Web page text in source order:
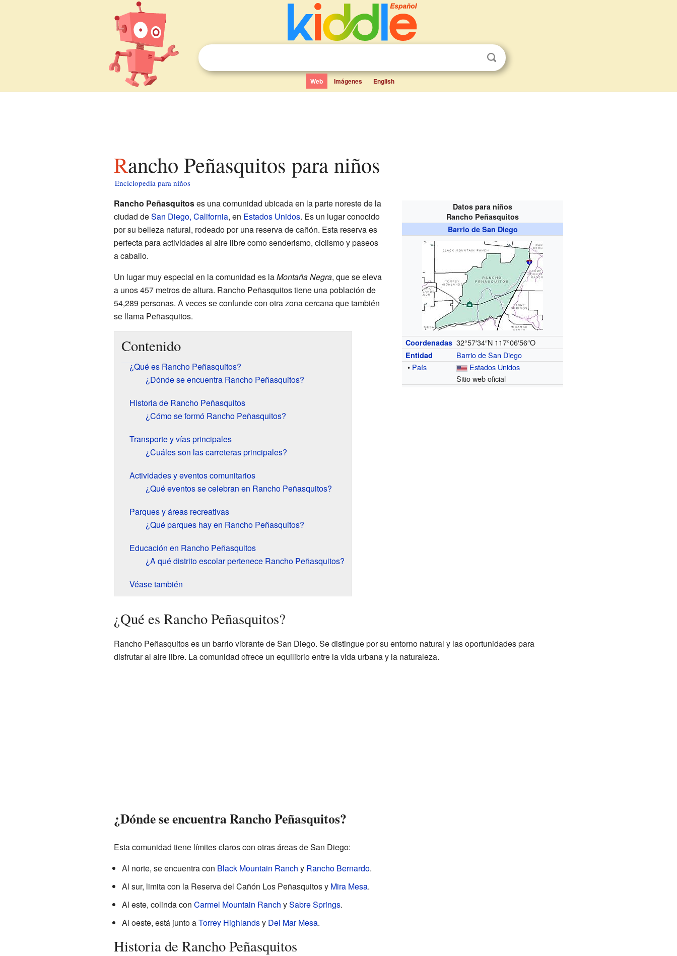
Web Imágenes English
Rancho Peñasquitos para niños
Enciclopedia para niños
Datos para niños
Rancho Peñasquitos
Barrio de San Diego
Coordenadas 32°57′34″N 117°06′56″O
Entidad
Barrio de San Diego
• País
Estados Unidos
Sitio web oficial
Rancho Peñasquitoses una comunidad ubicada en la parte noreste de la
ciudad deSan Diego, California, en Estados Unidos. Es un lugar conocido
por su belleza natural, rodeado por una reserva de cañón. Esta reserva es
perfecta para actividades al aire libre como senderismo, ciclismo y paseos
a caballo.
Un lugar muy especial en la comunidad es laMontaña Negra, que se eleva
a unos 457 metros de altura. Rancho Peñasquitos tiene una población de
54,289 personas. A veces se confunde con otra zona cercana que también
se llama Peñasquitos.
Contenido
¿Qué es Rancho Peñasquitos?
¿Dónde se encuentra Rancho Peñasquitos?
Historia de Rancho Peñasquitos
¿Cómo se formó Rancho Peñasquitos?
Transporte y vías principales
¿Cuáles son las carreteras principales?
Actividades y eventos comunitarios
¿Qué eventos se celebran en Rancho Peñasquitos?
Parques y áreas recreativas
¿Qué parques hay en Rancho Peñasquitos?
Educación en Rancho Peñasquitos
¿A qué distrito escolar pertenece Rancho Peñasquitos?
Véase también
¿Qué es Rancho Peñasquitos?
Rancho Peñasquitos es un barrio vibrante de San Diego. Se distingue por su entorno natural y las oportunidades para
disfrutar al aire libre. La comunidad ofrece un equilibrio entre la vida urbana y la naturaleza.
¿Dónde se encuentra Rancho Peñasquitos?
Esta comunidad tiene límites claros con otras áreas de San Diego:
Al norte, se encuentra con Black Mountain Ranch y Rancho Bernardo.
Al sur, limita con la Reserva del Cañón Los Peñasquitos y Mira Mesa.
Al este, colinda con Carmel Mountain Ranch ySabre Springs.
Al oeste, está junto aTorrey Highlandsy Del Mar Mesa.
Historia de Rancho Peñasquitos